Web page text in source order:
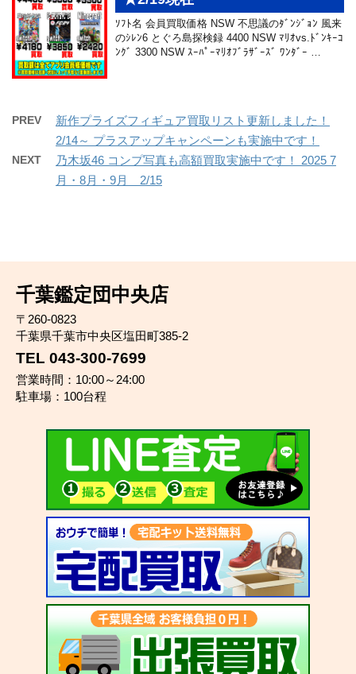
ｿﾌﾄ名 会員買取価格 NSW 不思議のﾀﾞﾝｼﾞｮﾝ 風来
のｼﾚﾝ6 とぐろ島探検録 4400 NSW ﾏﾘｵvs.ﾄﾞﾝｷｰｺ
ﾝｸﾞ 3300 NSW ｽｰﾊﾟｰﾏﾘｵﾌﾞﾗｻﾞｰｽﾞ ﾜﾝﾀﾞｰ …
PREV
新作プライズフィギュア買取リスト更新しました！
2/14～ プラスアップキャンペーンも実施中です！
NEXT
乃木坂46 コンプ写真も高額買取実施中です！ 2025 7
月・8月・9月 2/15
千葉鑑定団中央店
〒260-0823
千葉県千葉市中央区塩田町385-2
TEL 043-300-7699
営業時間：10:00～24:00
駐車場：100台程